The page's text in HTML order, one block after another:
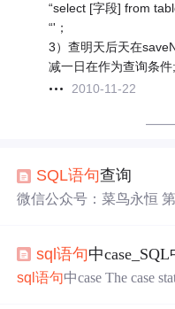
“select [字段] from
“'；
3）查明天后天在
减一日在作为查询条件;
2010-11-22
——
SQL语句查询
微信公
序字段ASC|DESC; ASC 升序 (
商品信息,使用价格排序(降序) SELECT * FROM
sql语句中
sql语句中case The case statement in SQL returns a value on a s